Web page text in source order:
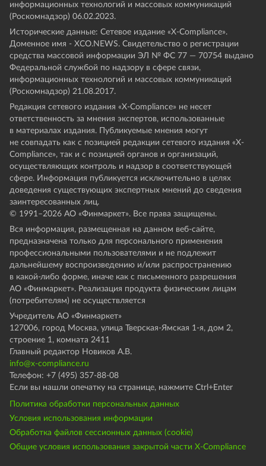
информационных технологий и массовых коммуникаций
(Роскомнадзор) 06.02.2023.
Исторические данные: Сетевое издание «Х-Compliance».
Доменное имя - XCO.NEWS. Свидетельство о регистрации
средства массовой информации ЭЛ № ФС 77 — 70754 выдано
Федеральной службой по надзору в сфере связи,
информационных технологий и массовых коммуникаций
(Роскомнадзор) 21.08.2017.
Редакция сетевого издания «X-Compliance» не несет
ответственность за мнения экспертов, использованные
в материалах издания. Публикуемые мнения могут
не совпадать как с позицией редакции сетевого издания «X-
Compliance», так и с позицией органов и организаций,
осуществляющих контроль и надзор в соответствующей
сфере. Информация публикуется исключительно в целях
доведения существующих экспертных мнений до сведения
заинтересованных лиц.
© 1991–2026 АО «Финмаркет». Все права защищены.
Вся информация, размещенная на данном веб-сайте,
предназначена только для персонального применения
профессиональными пользователями и не подлежит
дальнейшему воспроизведению и/или распространению
в какой-либо форме, иначе как с письменного разрешения
АО «Финмаркет». Реализация продукта физическим лицам
(потребителям) не осуществляется
Учредитель АО «Финмаркет»
127006, город Москва, улица Тверская-Ямская 1-я, дом 2,
строение 1, комната 2411
Главный редактор Новиков А.В.
info@x-compliance.ru
Телефон: +7 (495) 357-88-08
Если вы нашли опечатку на странице, нажмите Ctrl+Enter
Политика обработки персональных данных
Условия использования информации
Обработка файлов сессионных данных (cookie)
Общие условия использования закрытой части X-Compliance